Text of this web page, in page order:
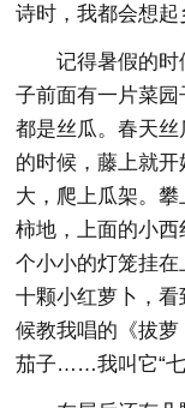
诗时，我都会想起
记得暑假的
子前面有一片菜
都是丝瓜。春天
的时候，藤上就
大，爬上瓜架。
柿地，上面的小
个小小的灯笼挂
十颗小红萝卜，
候教我唱的《拔萝
茄子……我叫它“七